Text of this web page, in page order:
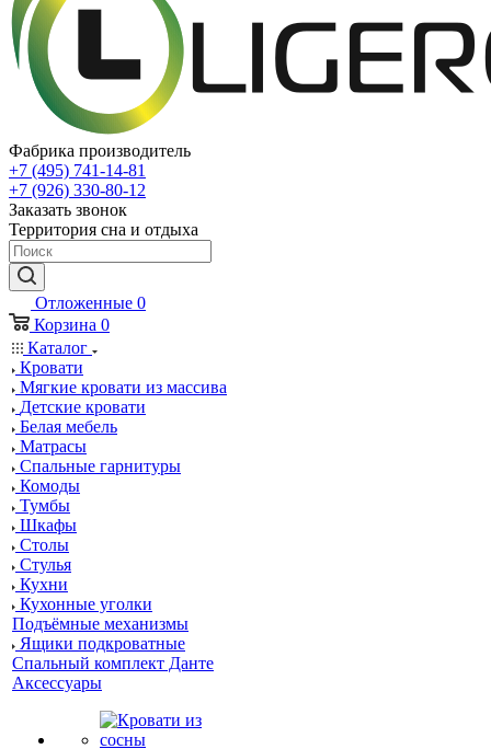
Фабрика производитель
+7 (495) 741-14-81
+7 (926) 330-80-12
Заказать звонок
Территория сна и отдыха
Отложенные 0
Корзина 0
Каталог
Кровати
Мягкие кровати из массива
Детские кровати
Белая мебель
Матрасы
Спальные гарнитуры
Комоды
Тумбы
Шкафы
Столы
Стулья
Кухни
Кухонные уголки
Подъёмные механизмы
Ящики подкроватные
Спальный комплект Данте
Аксессуары